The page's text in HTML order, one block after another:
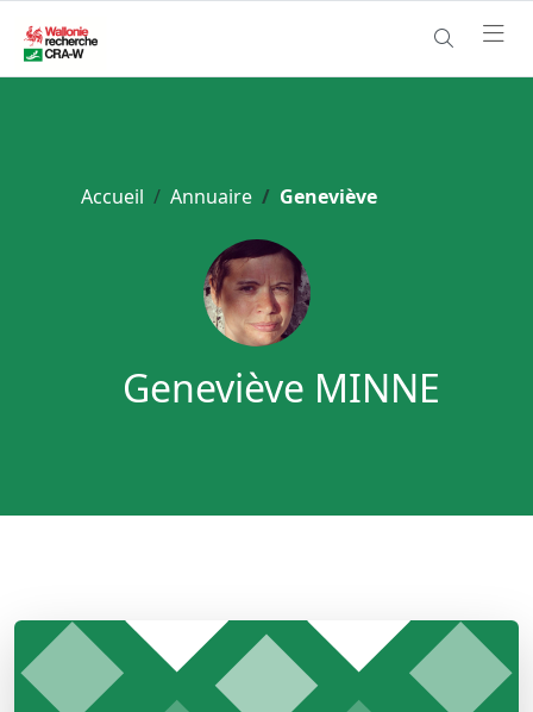
Accueil Annuaire Geneviève
Geneviève MINNE